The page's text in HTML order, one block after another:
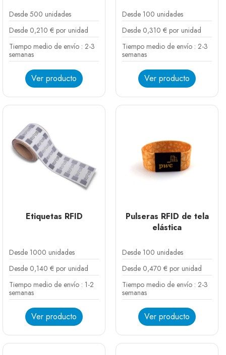
Desde 500 unidades
Desde 0,210 € por unidad
Tiempo medio de envío : 2-3
semanas
Ver producto
Desde 100 unidades
Desde 0,310 € por unidad
Tiempo medio de envío : 2-3
semanas
Ver producto
Etiquetas RFID
Desde 1000 unidades
Desde 0,140 € por unidad
Tiempo medio de envío : 1-2
semanas
Ver producto
Pulseras RFID de tela
elástica
Desde 100 unidades
Desde 0,470 € por unidad
Tiempo medio de envío : 2-3
semanas
Ver producto